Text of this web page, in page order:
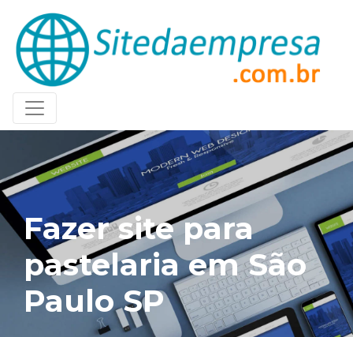
Fazer site para
pastelaria em São
Paulo SP